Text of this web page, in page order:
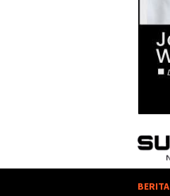
BERITA